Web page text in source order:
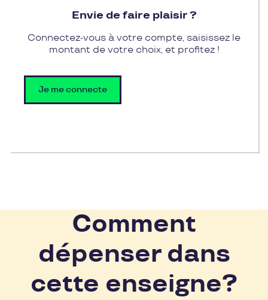
Envie de faire plaisir ?
Connectez-vous à votre compte, saisissez le
montant de votre choix, et profitez !
Je me connecte
Comment
dépenser dans
cette enseigne?